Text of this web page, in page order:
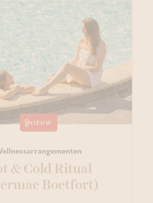
NIEUW
& Cold Ritual
Boetfort)